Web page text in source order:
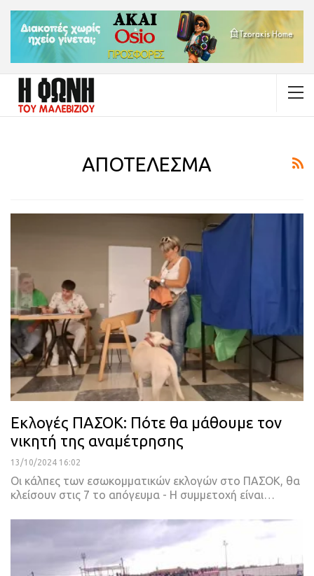
ΑΠΟΤΕΛΕΣΜΑ
Εκλογές ΠΑΣΟΚ: Πότε θα μάθουμε τον
νικητή της αναμέτρησης
13/10/2024 16:02
Οι κάλπες των εσωκομματικών εκλογών στο ΠΑΣΟΚ, θα
κλείσουν στις 7 το απόγευμα - Η συμμετοχή είναι…